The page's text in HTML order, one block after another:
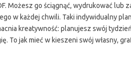
Możesz go ściągnąć, wydrukować lub
w każdej chwili. Taki indywidualny
kreatywność: planujesz swój
To jak mieć w kieszeni swój własny,